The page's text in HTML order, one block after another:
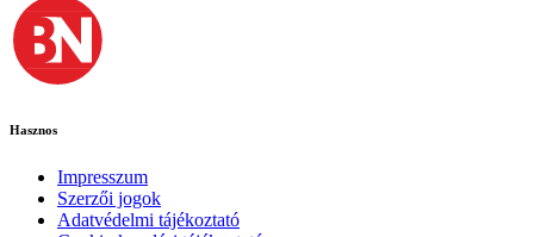
Hasznos
Impresszum
Szerzői jogok
Adatvédelmi tájékoztató